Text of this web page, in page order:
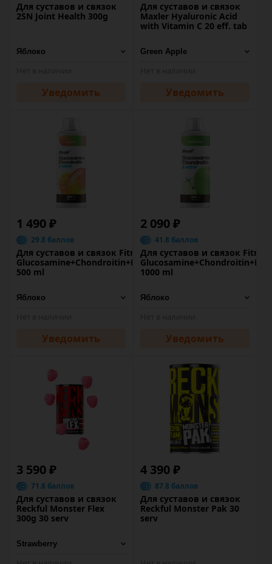
Для суставов и связок
2SN Joint Health 300g
Уведомить
Для суставов и связок
Maxler Hyaluronic Acid
with Vitamin C 20 eff. tab
Уведомить
1 490 ₽
29.8 баллов
Для суставов и связок Fitrule
Glucosamine+Chondroitin+MSM
500 ml
Уведомить
2 090 ₽
41.8 баллов
Для суставов и связок Fitrule
1000 ml
Уведомить
3 590 ₽
71.8 баллов
Для суставов и связок
Reckful Monster Flex
300g 30 serv
4 390 ₽
87.8 баллов
Для суставов и связок
Reckful Monster Pak 30
serv